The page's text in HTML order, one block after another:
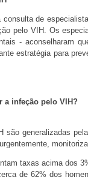
de
pelo VIH. Os
- aconselharam
estratégia para
a infeção pelo VIH?
generalizadas
taxas acima dos
de 62% dos